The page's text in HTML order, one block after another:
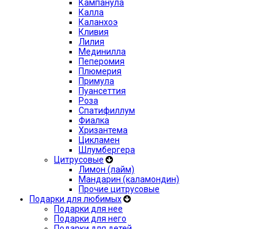
Кампанула
Калла
Каланхоэ
Кливия
Лилия
Мединилла
Пеперомия
Плюмерия
Примула
Пуансеттия
Роза
Спатифиллум
Фиалка
Хризантема
Цикламен
Шлумбергера
Цитрусовые
Лимон (лайм)
Мандарин (каламондин)
Прочие цитрусовые
Подарки для любимых
Подарки для нее
Подарки для него